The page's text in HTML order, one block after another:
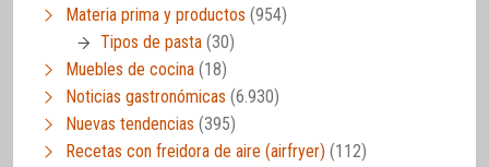
Materia prima y productos (954)
Tipos de pasta (30)
Muebles de cocina (18)
Noticias gastronómicas (6.930)
Nuevas tendencias (395)
Recetas con freidora de aire (airfryer) (112)